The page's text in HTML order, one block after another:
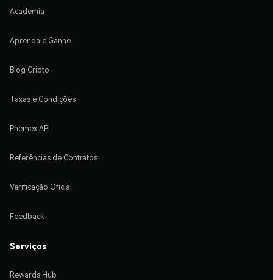
Academia
Aprenda e Ganhe
Blog Cripto
Taxas e Condições
Phemex API
Referências de Contratos
Verificação Oficial
Feedback
Serviços
Rewards Hub